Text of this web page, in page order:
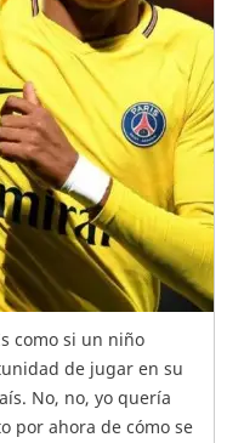
como si un niño
de jugar en su
No, no, yo quería
por ahora de cómo se